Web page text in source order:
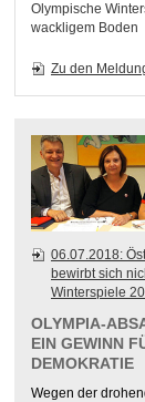
Olympische
wackligem Boden
Zu den
06.07.2018:
bewirbt sich
Winterspiele
OLYMPIA-
EIN GEWINN
DEMOKRATIE
Wegen der